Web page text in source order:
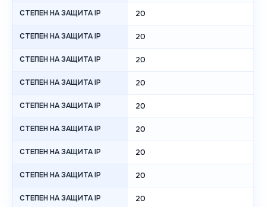
СТЕПЕН НА ЗАЩИТА IP 20
СТЕПЕН НА ЗАЩИТА IP 20
СТЕПЕН НА ЗАЩИТА IP 20
СТЕПЕН НА ЗАЩИТА IP 20
СТЕПЕН НА ЗАЩИТА IP 20
СТЕПЕН НА ЗАЩИТА IP 20
СТЕПЕН НА ЗАЩИТА IP 20
СТЕПЕН НА ЗАЩИТА IP 20
СТЕПЕН НА ЗАЩИТА IP 20